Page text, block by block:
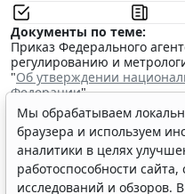
Документы по теме:
Приказ Федерального
регулированию и
"Об утверждении
Федерации"
Читайте также:
Росстандарт разработал
электрической дуги
Сотрудник имеет право
обеденного перерыва
Роструд напомнил о
Мы обрабатываем
браузера и используем
аналитики в целях
работоспособности сайта,
исследований и обзоров.